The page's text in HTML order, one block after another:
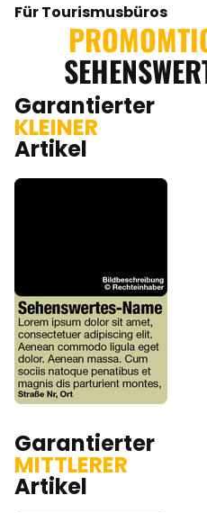
Für Tourismusbüros
Garantierter
KLEINER
Artikel
Garantierter
MITTLERER
Artikel